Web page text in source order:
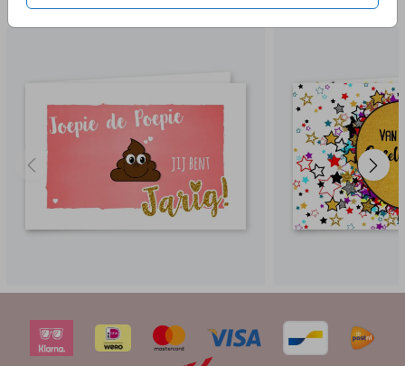
Dit vind je misschien ook leuk